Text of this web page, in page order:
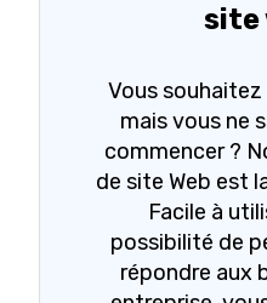
site
Vous
mais vous ne
commencer ?
de site Web est
Facile à
possibilité de
répondre aux